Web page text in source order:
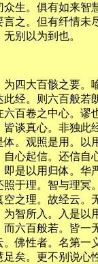
生。俱有如来智
言之。但有纤情未
别以为到也。
为四大百骸之要。
此经。则六百般若
百卷之中心。谬
谈真心。非独此
体。观照是用。以
自心起信。还信自
即是以用归体。华
照于理。智与理冥
空之理。故经云。
为智所入。入是以
六百般若。皆一
佛性者。名第一
足矣。更不别说心